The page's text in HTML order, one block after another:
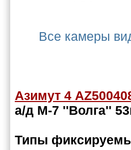
Все камеры
Азимут 4
а/д М-7 ''Волга''
Типы